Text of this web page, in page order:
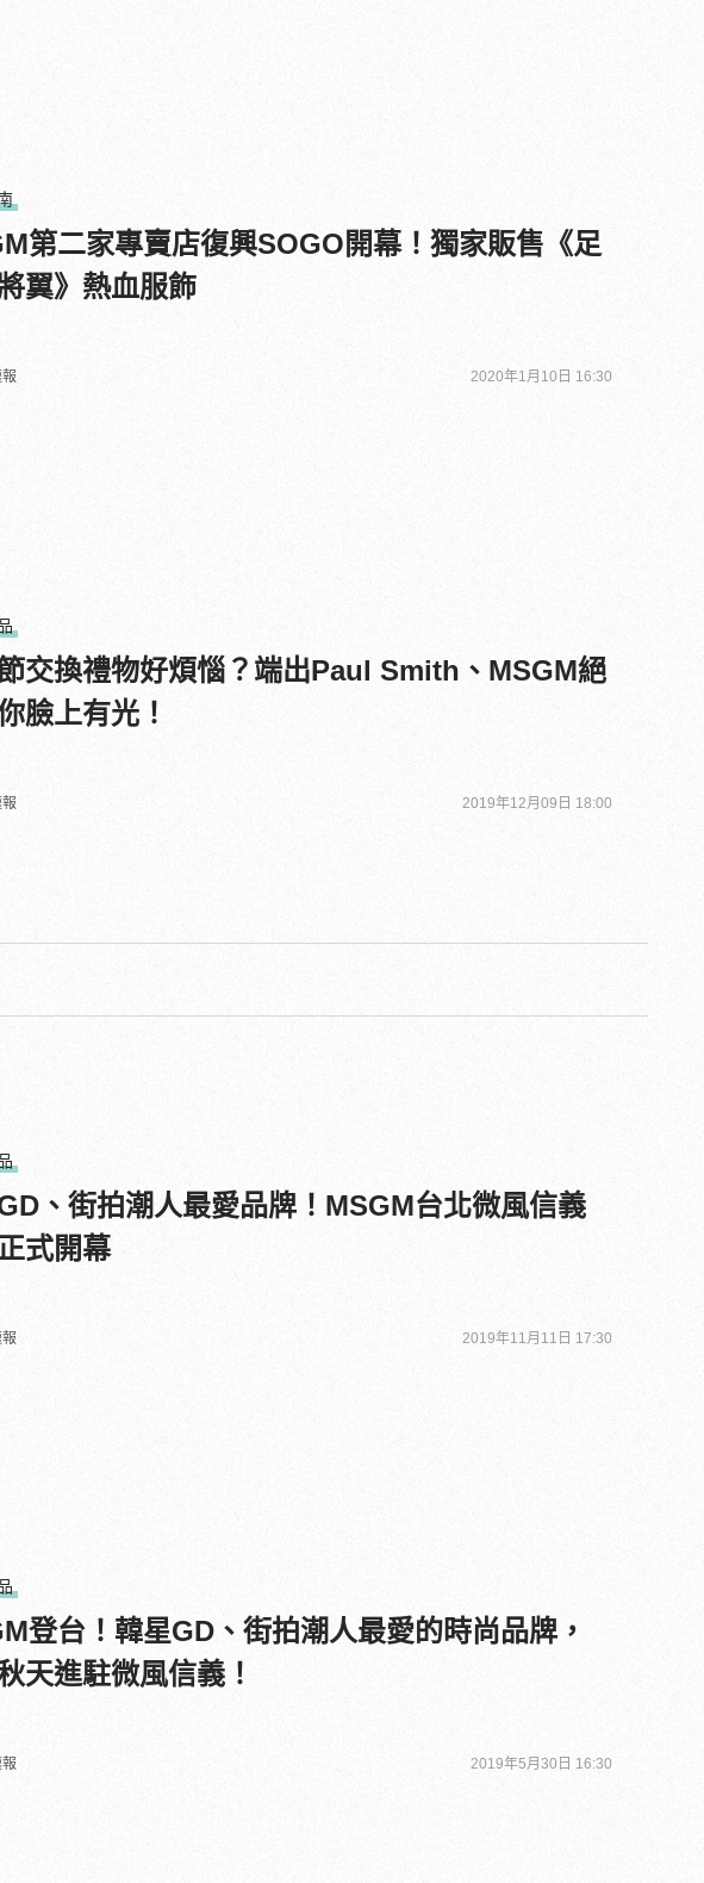
第二家專賣店復興SOGO開幕！獨家販售《足
翼》熱血服飾
2020年1月10日 16:30
交換禮物好煩惱？端出Paul Smith、MSGM絕
臉上有光！
2019年12月09日 18:00
、街拍潮人最愛品牌！MSGM台北微風信義
式開幕
2019年11月11日 17:30
登台！韓星GD、街拍潮人最愛的時尚品牌，
天進駐微風信義！
2019年5月30日 16:30